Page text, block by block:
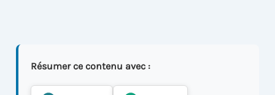
Résumer ce contenu avec :